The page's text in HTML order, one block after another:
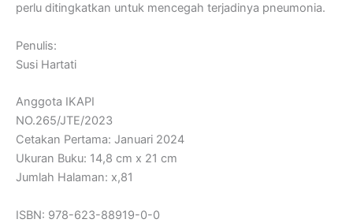
perlu ditingkatkan untuk mencegah terjadinya pneumonia.
Penulis:
Susi Hartati
Anggota IKAPI
NO.265/JTE/2023
Cetakan Pertama: Januari 2024
Ukuran Buku: 14,8 cm x 21 cm
Jumlah Halaman: x,81
ISBN: 978-623-88919-0-0